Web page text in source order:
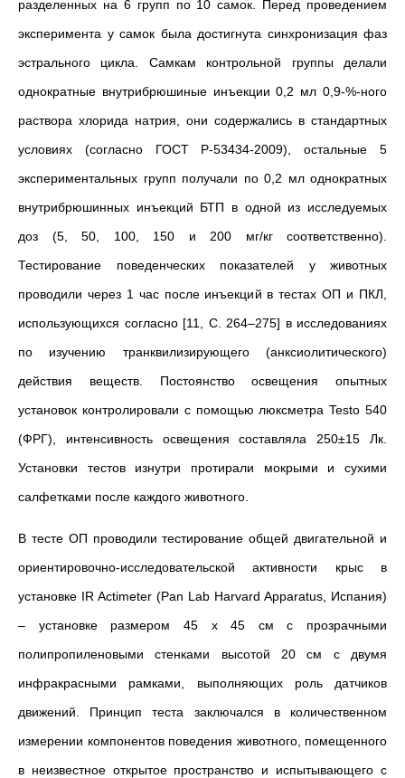
разделенных на 6 групп по 10 самок. Перед проведением
эксперимента у самок была достигнута синхронизация фаз
эстрального цикла. Самкам контрольной группы делали
однократные внутрибрюшиные инъекции 0,2 мл 0,9-%-ного
раствора хлорида натрия, они содержались в стандартных
условиях (согласно ГОСТ Р-53434-2009), остальные 5
экспериментальных групп получали по 0,2 мл однократных
внутрибрюшинных инъекций БТП в одной из исследуемых
доз (5, 50, 100, 150 и 200 мг/кг соответственно).
Тестирование поведенческих показателей у животных
проводили через 1 час после инъекций в тестах ОП и ПКЛ,
использующихся согласно [11, С. 264–275] в исследованиях
по изучению транквилизирующего (анксиолитического)
действия веществ. Постоянство освещения опытных
установок контролировали с помощью люксметра Testo 540
(ФРГ), интенсивность освещения составляла 250±15 Лк.
Установки тестов изнутри протирали мокрыми и сухими
салфетками после каждого животного.
В тесте ОП проводили тестирование общей двигательной и
ориентировочно-исследовательской активности крыс в
установке IR Actimeter (Pan Lab Harvard Apparatus, Испания)
– установке размером 45 х 45 см с прозрачными
полипропиленовыми стенками высотой 20 см с двумя
инфракрасными рамками, выполняющих роль датчиков
движений. Принцип теста заключался в количественном
измерении компонентов поведения животного, помещенного
в неизвестное открытое пространство и испытывающего с